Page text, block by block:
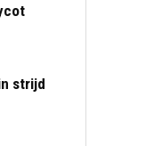
strijd